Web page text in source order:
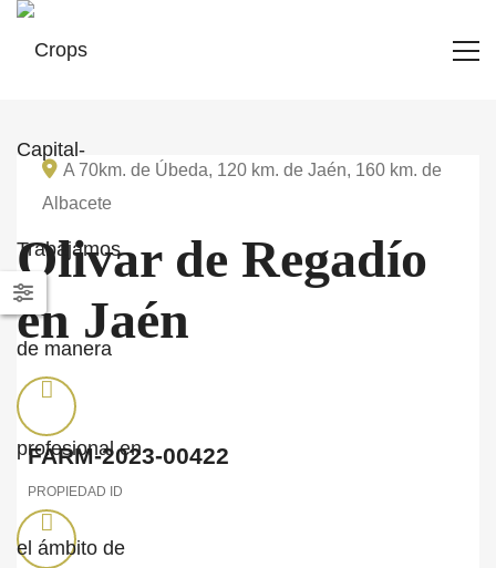
A 70km. de Úbeda, 120 km. de Jaén, 160 km. de
Albacete
Olivar de Regadío
en Jaén
FARM-2023-00422
PROPIEDAD ID